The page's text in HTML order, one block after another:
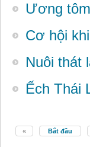
Ương
Cơ hội
Nuôi thát
Ếch Thái
« Bắt đầu